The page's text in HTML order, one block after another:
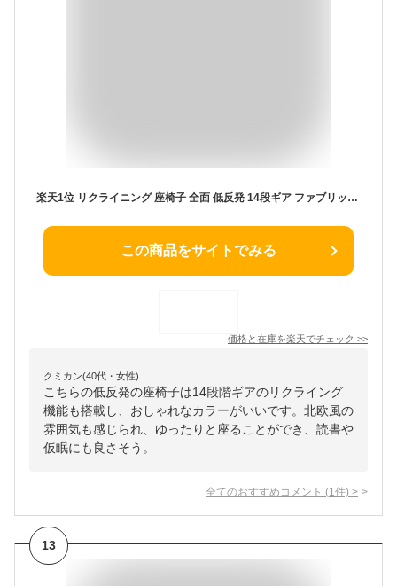
楽天1位 リクライニング 座椅子 全面 低反発 14段ギア ファブリック チェア リクライニング座椅子 ダリアン生地 おしゃれ 椅子 コンパクト 1人掛け チェアー チェア 座いす イス いす コンパクト 北欧 おしゃれ 可愛い こたつ こたつ用
この商品をサイトでみる
価格と在庫を楽天でチェック >>
クミカン(40代・女性)
こちらの低反発の座椅子は14段階ギアのリクライング
機能も搭載し、おしゃれなカラーがいいです。北欧風の
雰囲気も感じられ、ゆったりと座ることができ、読書や
仮眠にも良さそう。
全てのおすすめコメント (1 件) >
13